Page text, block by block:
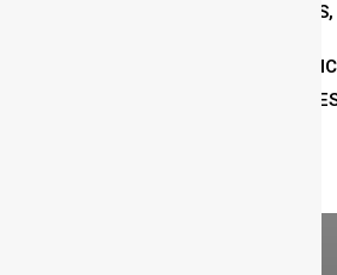
DE MÉTRICAS: INVERSIÓN,
TODAS LAS STARTUPS
REALIZAR SUS
TURNOS, ASÍ COMO TENER